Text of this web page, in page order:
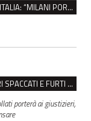
HELLWATT, SCONTRO SENZA FINE. FRATELLI D’ITALIA: “MILANI PORTA DOCUMENTI, DE FRANCO INSULTI”
REGGIO, PIAZZALE EUROPA È UN INCUBO: VETRI SPACCATI E FURTI SULLE AUTO IN SOSTA
porterà ai giustizieri,